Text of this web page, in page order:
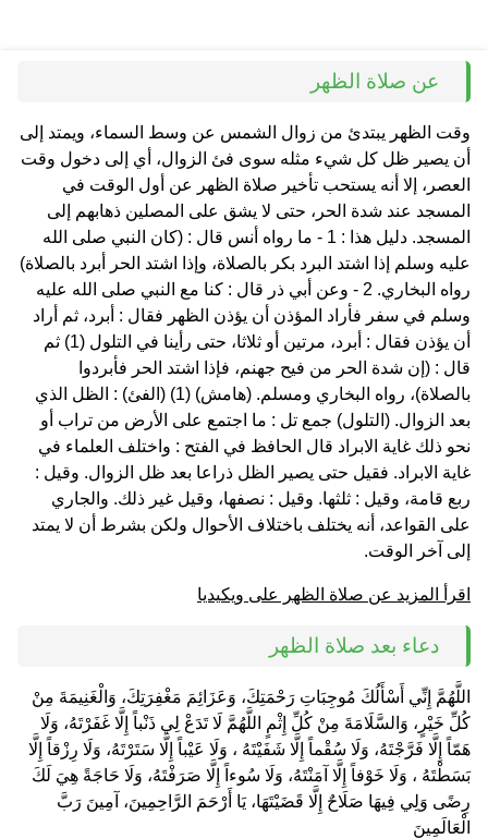
عن صلاة الظهر
وقت الظهر يبتدئ من زوال الشمس عن وسط السماء، ويمتد إلى
أن يصير ظل كل شيء مثله سوى فئ الزوال، أي إلى دخول وقت
العصر، إلا أنه يستحب تأخير صلاة الظهر عن أول الوقت في
المسجد عند شدة الحر، حتى لا يشق على المصلين ذهابهم إلى
المسجد. دليل هذا : 1 - ما رواه أنس قال : (كان النبي صلى الله
عليه وسلم إذا اشتد البرد بكر بالصلاة، وإذا اشتد الحر أبرد بالصلاة)
رواه البخاري. 2 - وعن أبي ذر قال : كنا مع النبي صلى الله عليه
وسلم في سفر فأراد المؤذن أن يؤذن الظهر فقال : أبرد، ثم أراد
أن يؤذن فقال : أبرد، مرتين أو ثلاثا، حتى رأينا في التلول (1) ثم
قال : (إن شدة الحر من فيح جهنم، فإذا اشتد الحر فأبردوا
بالصلاة)، رواه البخاري ومسلم. (هامش) (1) (الفئ) : الظل الذي
بعد الزوال. (التلول) جمع تل : ما اجتمع على الأرض من تراب أو
نحو ذلك غاية الابراد قال الحافظ في الفتح : واختلف العلماء في
غاية الابراد. فقيل حتى يصير الظل ذراعا بعد ظل الزوال. وقيل :
ربع قامة، وقيل : ثلثها. وقيل : نصفها، وقيل غير ذلك. والجاري
على القواعد، أنه يختلف باختلاف الأحوال ولكن بشرط أن لا يمتد
إلى آخر الوقت.
اقرأ المزيد عن صلاة الظهر على ويكيديا
دعاء بعد صلاة الظهر
اللَّهُمَّ إِنِّي أَسْأَلُكَ مُوجِبَاتِ رَحْمَتِكَ، وَعَزَائِمَ مَغْفِرَتِكَ، وَالْغَنِيمَةَ مِنْ
كُلِّ خَيْرٍ، وَالسَّلَامَةَ مِنْ كُلِّ إِثْمٍ اللَّهُمَّ لَا تَدَعْ لِي ذَنْباً إِلَّا غَفَرْتَهُ، وَلَا
هَمّاً إِلَّا فَرَّجْتَهُ، وَلَا سُقْماً إِلَّا شَفَيْتَهُ ، وَلَا عَيْباً إِلَّا سَتَرْتَهُ، وَلَا رِزْقاً إِلَّا
بَسَطْتَهُ ، وَلَا خَوْفاً إِلَّا آمَنْتَهُ، وَلَا سُوءاً إِلَّا صَرَفْتَهُ، وَلَا حَاجَةً هِيَ لَكَ
رِضًى وَلِي فِيهَا صَلَاحٌ إِلَّا قَضَيْتَهَا، يَا أَرْحَمَ الرَّاحِمِينَ، آمِينَ رَبَّ
الْعَالَمِينَ